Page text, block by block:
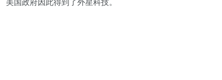
美国政府因此得到了外星科技。